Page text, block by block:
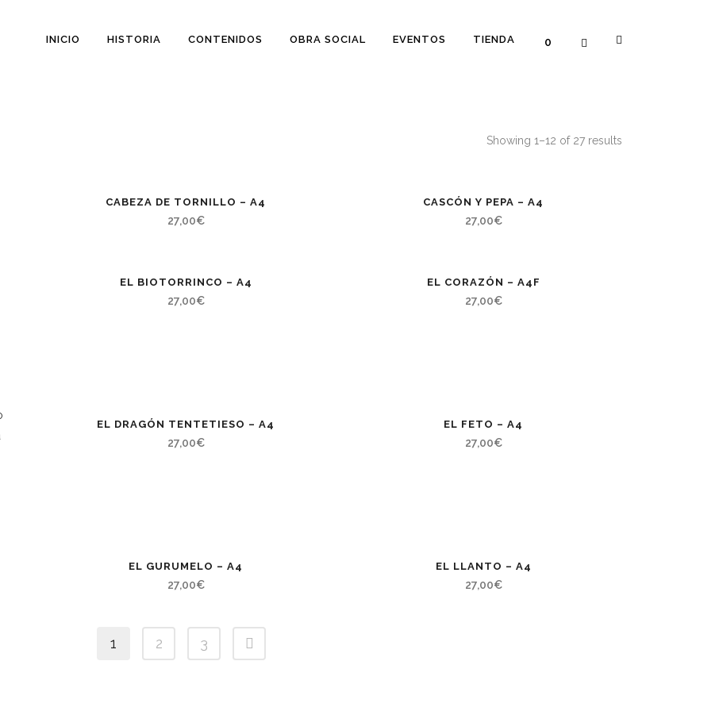
0
INICIO HISTORIA CONTENIDOS OBRA SOCIAL EVENTOS TIENDA
Showing 1–12 of 27 results
CABEZA DE TORNILLO – A4
27,00€
CASCÓN Y PEPA – A4
27,00€
EL BIOTORRINCO – A4
27,00€
EL CORAZÓN – A4F
27,00€
EL DRAGÓN TENTETIESO – A4
27,00€
EL FETO – A4
27,00€
EL GURUMELO – A4
27,00€
EL LLANTO – A4
27,00€
1 2 3